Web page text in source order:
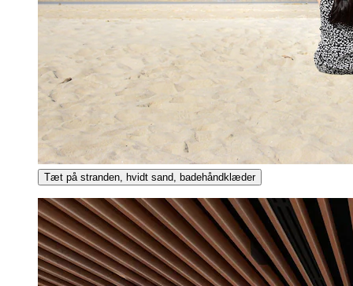
Tæt på stranden, hvidt sand, badehåndklæder